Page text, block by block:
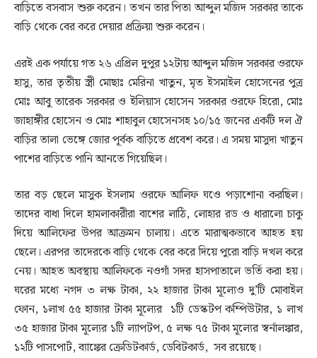
বাড়িতে বসবাস শুরু করেন। তখন তার পিতা আব্দুল মজিদ সরকার তাকে
বাড়ি থেকে বের করে দেয়ার প্রক্রিয়া শুরু করেন।
এরই এক পর্যায়ে গত ২৬ এপ্রিল দুপুর ১২টায় আব্দুল মজিদ সরকার ওরফে
হাসু, তার তৃতীয় স্ত্রী মোছাঃ মেরিনা খাতুন, মৃত ইসমাইল হোসেনের পুত্র
মোঃ আবু তারেক সরকার ও ইলিয়াস হোসেন সরকার ওরফে হিরো, মোঃ
জাহাঙ্গীর হোসেন ও মোঃ শাহাবুল হোসেনসহ ১০/১৫ জনের একটি দল ঐ
বাড়ির তালা ভেঙ্গে জোর পূর্বক বাড়িতে প্রবেশ করে। এ সময় মাসুদা খাতুন
পাশের বাড়িতে পানি আনতে গিয়েছিল।
তার বড় ছেলে মাসুক ইসলাম ওরফে আলিফ ঘওে পড়াশোনা করছিল।
তাদের বাধা দিলে হামলাকারীরা বাশের লাঠি, লোহার রড ও ধারালো চাকু
দিয়ে আলিফের উপর আক্রমন চালায়। এতে মারাত্মকভাবে আহত হয়
ছেলে। এরপর তাদেরকে বাড়ি থেকে বের করে দিয়ে পুরো বাড়ি দখল করে
নেয়। আহত অবস্থায় আলিফকে নওগাঁ সদর হাসপাতালে ভর্তি করা হয়।
ঘরের মধ্যে নগদ ৩ লক্ষ টাকা, ২২ হাজার টাকা মূল্যেও দু’টি মোবাইল
ফোন, ১লাখ ৫৫ হাজার টাকা মূল্যের ১টি ডেস্কটপ কম্পিউটার, ১ লাখ
৩৫ হাজার টাকা মূল্যের ১টি ল্যাপটপ, ৫ লক্ষ ৭৫ টাকা মূল্যের স্বর্নালঙ্কার,
১২টি পাসপোর্ট, ব্যাঙ্কের ক্রেডিটকার্ড, ডেবিটকার্ড, সব রয়েছে।